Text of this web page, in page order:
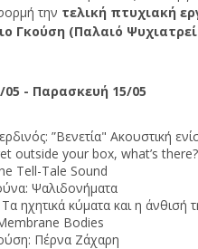
την τελική πτυχιακή
Γκούση (Παλαιό
05 - Παρασκευή 15/05
”Βενετία" Ακουστική
outside your box, what’s there?
Tell-Tale Sound
Ψαλιδονήματα
ηχητικά κύματα και η άνθισή
Bodies
Πέρνα Ζάχαρη